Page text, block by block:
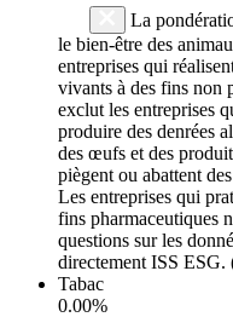
La
le bien-être des
entreprises qui
vivants à des fins non
exclut les entreprises
produire des denrées
des œufs et des
piègent ou abattent
Les entreprises qui
fins pharmaceutiques
questions sur les
directement ISS ESG.
Tabac
0.00%